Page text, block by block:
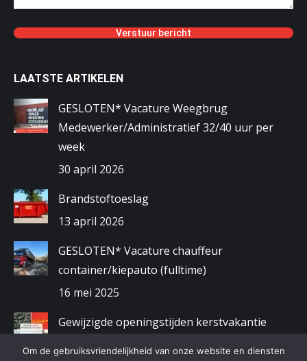
LAATSTE ARTIKELEN
GESLOTEN* Vacature Weegbrug
Medewerker/Administratief 32/40 uur per
week
30 april 2026
Brandstoftoeslag
13 april 2026
GESLOTEN* Vacature chauffeur
container/kiepauto (fulltime)
16 mei 2025
Gewijzigde openingstijden kerstvakantie
Om de gebruiksvriendelijkheid van onze website en diensten